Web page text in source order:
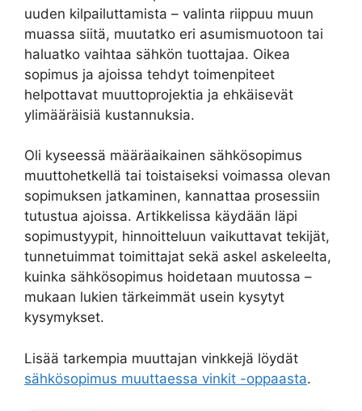
uuden kilpailuttamista – valinta riippuu muun
muassa siitä, muutatko eri asumismuotoon tai
haluatko vaihtaa sähkön tuottajaa. Oikea
sopimus ja ajoissa tehdyt toimenpiteet
helpottavat muuttoprojektia ja ehkäisevät
ylimääräisiä kustannuksia.
Oli kyseessä määräaikainen sähkösopimus
muuttohetkellä tai toistaiseksi voimassa olevan
sopimuksen jatkaminen, kannattaa prosessiin
tutustua ajoissa. Artikkelissa käydään läpi
sopimustyypit, hinnoitteluun vaikuttavat tekijät,
tunnetuimmat toimittajat sekä askel askeleelta,
kuinka sähkösopimus hoidetaan muutossa –
mukaan lukien tärkeimmät usein kysytyt
kysymykset.
Lisää tarkempia muuttajan vinkkejä löydät
sähkösopimus muuttaessa vinkit -oppaasta.